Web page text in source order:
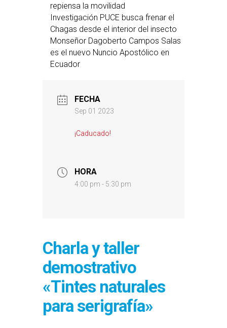
repiensa la movilidad
Investigación PUCE busca frenar el
Chagas desde el interior del insecto
Monseñor Dagoberto Campos Salas
es el nuevo Nuncio Apostólico en
Ecuador
FECHA
Sep 01 2023
¡Caducado!
HORA
4:00 pm - 5:30 pm
Charla y taller
demostrativo
«Tintes naturales
para serigrafía»